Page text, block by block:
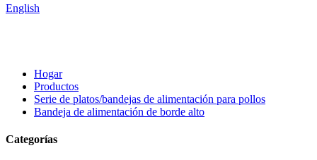
English
Hogar
Productos
Serie de platos/bandejas de alimentación para pollos
Bandeja de alimentación de borde alto
Categorías